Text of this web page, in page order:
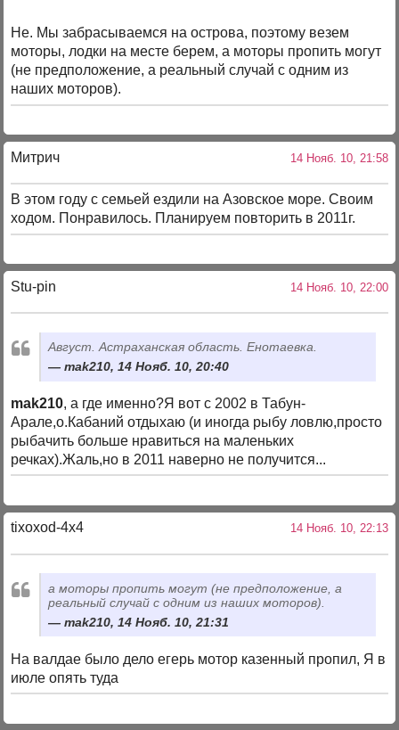
Не. Мы забрасываемся на острова, поэтому везем
моторы, лодки на месте берем, а моторы пропить могут
(не предположение, а реальный случай с одним из
наших моторов).
Митрич 14 Нояб. 10, 21:58
В этом году с семьей ездили на Азовское море. Своим
ходом. Понравилось. Планируем повторить в 2011г.
Stu-pin 14 Нояб. 10, 22:00
Август. Астраханская область. Енотаевка.
mak210, 14 Нояб. 10, 20:40
mak210, а где именно?Я вот с 2002 в Табун-
Арале,о.Кабаний отдыхаю (и иногда рыбу ловлю,просто
рыбачить больше нравиться на маленьких
речках).Жаль,но в 2011 наверно не получится...
tixoxod-4x4 14 Нояб. 10, 22:13
а моторы пропить могут (не предположение, а
реальный случай с одним из наших моторов).
mak210, 14 Нояб. 10, 21:31
На валдае было дело егерь мотор казенный пропил, Я в
июле опять туда